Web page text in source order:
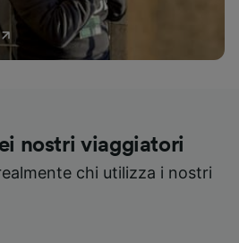
nostri viaggiatori
chi utilizza i nostri